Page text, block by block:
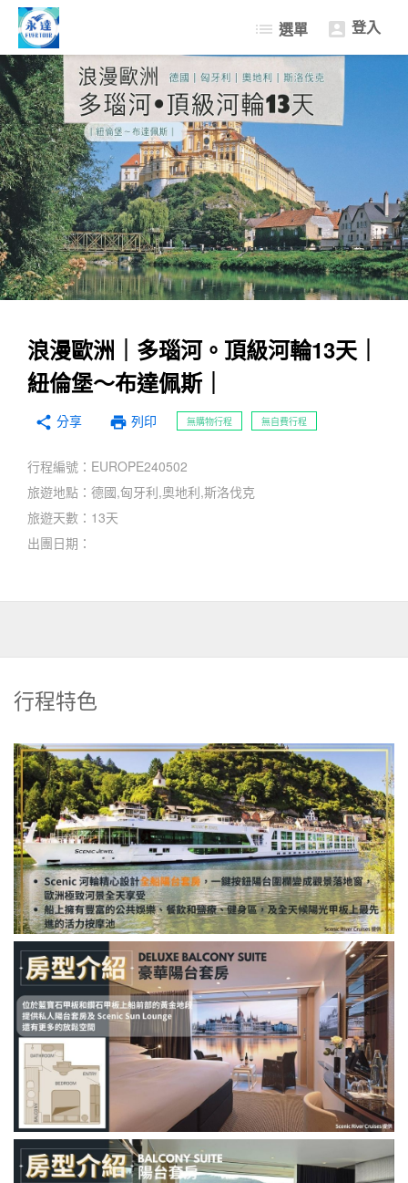
list 選單
國外旅遊
國內旅遊
歐洲頂級河輪旅遊
客製化旅遊服務
聯絡我們
 登入
浪漫歐洲｜多瑙河。頂級河輪13天｜
紐倫堡～布達佩斯｜
share 分享 print 列印 無購物行程 無自費行程
行程編號：EUROPE240502
旅遊地點：德國,匈牙利,奧地利,斯洛伐克
旅遊天數：13天
出團日期：
行程特色